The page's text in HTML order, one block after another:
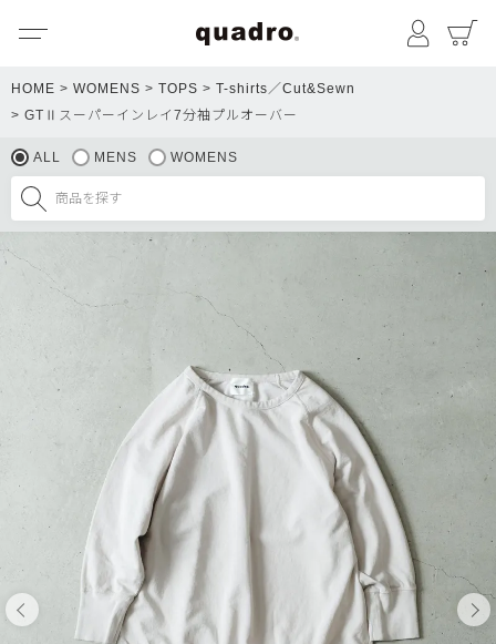
マイペ
HOME WOMENS TOPS
T-shirts／Cut&Sewn
GTⅡスーパーインレイ7分袖プルオーバー
ALL MENS WOMENS